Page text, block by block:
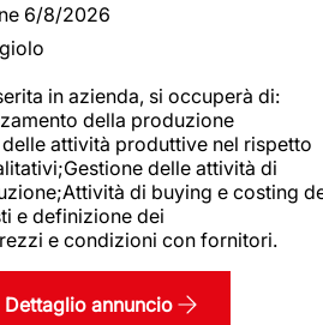
6/8/2026
in azienda, si occuperà di:
della produzione
attività produttive nel rispetto
delle attività di
di buying e costing
e definizione dei
e condizioni con fornitori.
Dettaglio annuncio